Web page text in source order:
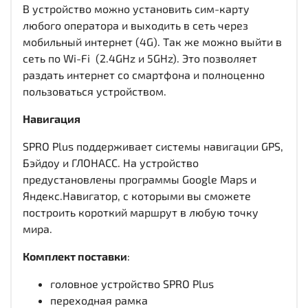
В устройство можно установить сим-карту
любого оператора и выходить в сеть через
мобильный интернет (4G). Так же можно выйти в
сеть по Wi-Fi (2.4GHz и 5GHz). Это позволяет
раздать интернет со смартфона и полноценно
пользоваться устройством.
Навигация
SPRO Plus поддерживает системы навигации GPS,
Бэйдоу и ГЛОНАСС. На устройство
предустановлены программы Google Maps и
Яндекс.Навигатор, с которыми вы сможете
построить короткий маршрут в любую точку
мира.
Комплект поставки:
головное устройство SPRO Plus
переходная рамка